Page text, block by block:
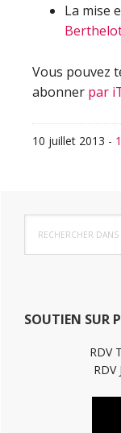
La mise
Vous pouvez
abonner par
10 juillet 2013 -
Barre
latérale
dans
ce
SOUTIEN SUR
RDV
RDV